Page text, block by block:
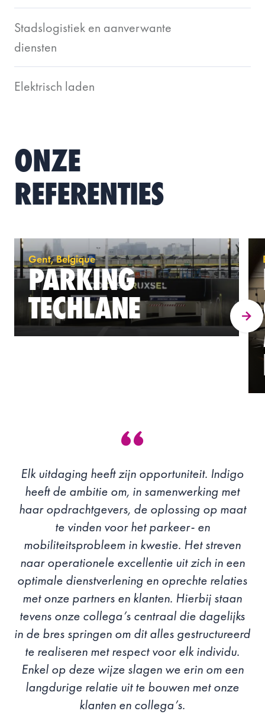
Stadslogistiek en aanverwante
diensten
Elektrisch laden
ONZE
REFERENTIES
Gent, Belgique
PARKING
TECHLANE
Elk uitdaging heeft zijn opportuniteit. Indigo
heeft de ambitie om, in samenwerking met
haar opdrachtgevers, de oplossing op maat
te vinden voor het parkeer- en
mobiliteitsprobleem in kwestie. Het streven
naar operationele excellentie uit zich in een
optimale dienstverlening en oprechte relaties
met onze partners en klanten. Hierbij staan
tevens onze collega’s centraal die dagelijks
in de bres springen om dit alles gestructureerd
te realiseren met respect voor elk individu.
Enkel op deze wijze slagen we erin om een
langdurige relatie uit te bouwen met onze
klanten en collega’s.